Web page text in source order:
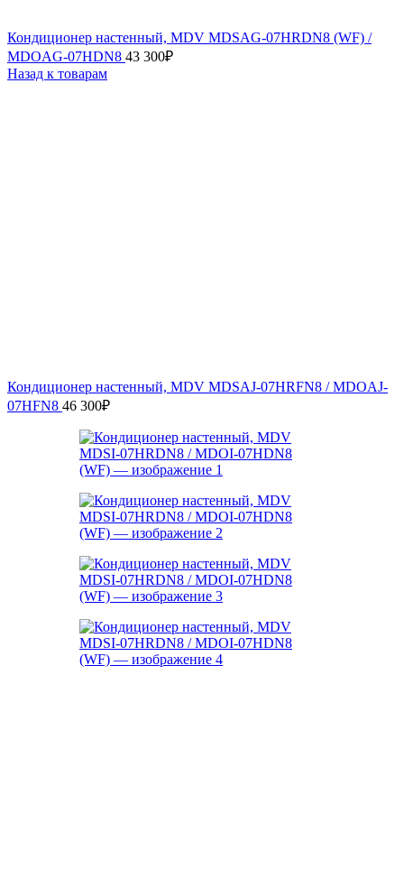
Кондиционер настенный, MDV MDSAG-07HRDN8 (WF) /
MDOAG-07HDN8 43 300₽
Назад к товарам
Кондиционер настенный, MDV MDSAJ-07HRFN8 / MDOAJ-
07HFN8 46 300₽